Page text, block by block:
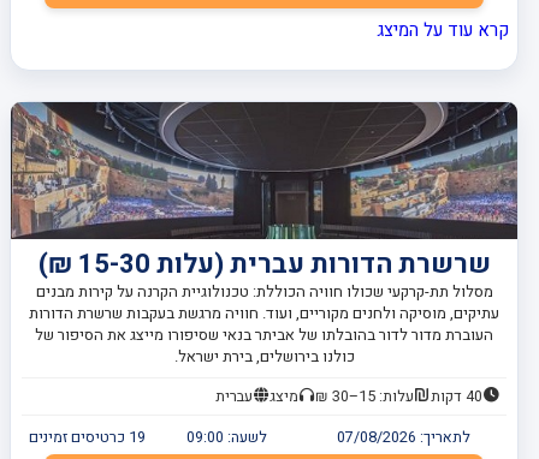
קרא עוד על המיצג
שרשרת הדורות עברית (עלות 15-30 ₪)
מסלול תת-קרקעי שכולו חוויה הכוללת: טכנולוגיית הקרנה על קירות מבנים
עתיקים, מוסיקה ולחנים מקוריים, ועוד. חוויה מרגשת בעקבות שרשרת הדורות
העוברת מדור לדור בהובלתו של אביתר בנאי שסיפורו מייצג את הסיפור של
כולנו בירושלים, בירת ישראל.
40 דקות עלות: 15–30 ₪ מיצג
עברית
לתאריך: 07/08/2026 לשעה: 09:00
19 כרטיסים זמינים